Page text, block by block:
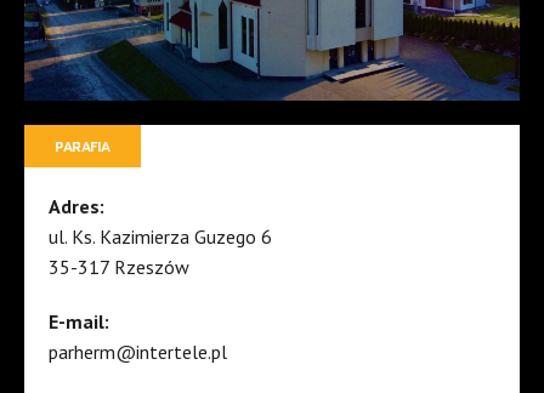
PARAFIA
Adres:
ul. Ks. Kazimierza Guzego 6
35-317 Rzeszów
E-mail:
parherm@intertele.pl